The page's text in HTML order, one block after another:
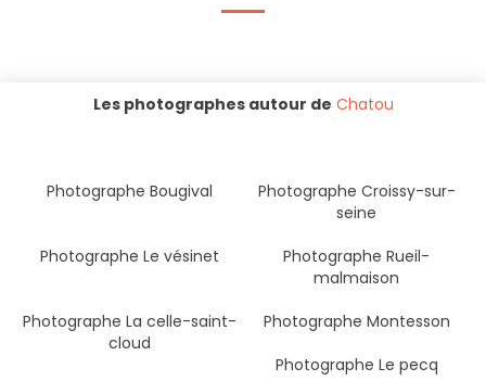
Les photographes autour de Chatou
Photographe Bougival
Photographe Croissy-sur-
seine
Photographe Le vésinet
Photographe Rueil-
malmaison
Photographe La celle-saint-
cloud
Photographe Montesson
Photographe Le pecq